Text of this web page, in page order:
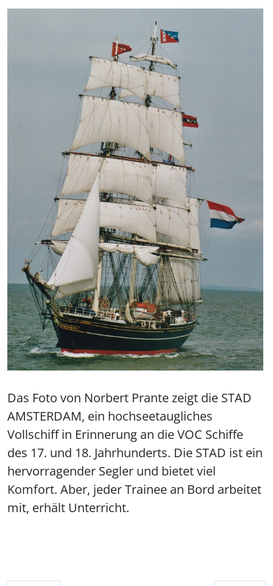
Das Foto von Norbert Prante zeigt die STAD
AMSTERDAM, ein hochseetaugliches
Vollschiff in Erinnerung an die VOC Schiffe
des 17. und 18. Jahrhunderts. Die STAD ist ein
hervorragender Segler und bietet viel
Komfort. Aber, jeder Trainee an Bord arbeitet
mit, erhält Unterricht.